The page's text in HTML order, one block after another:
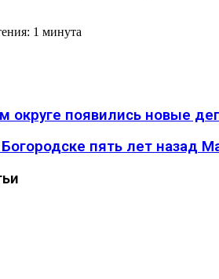
1 минута
округе появились новые
пять лет назад